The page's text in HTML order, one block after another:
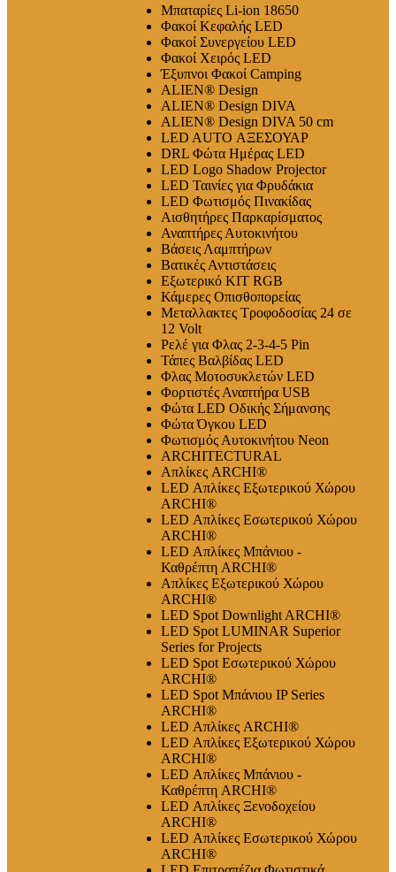
Μπαταρίες Li-ion 18650
Φακοί Κεφαλής LED
Φακοί Συνεργείου LED
Φακοί Χειρός LED
Έξυπνοι Φακοί Camping
ALIEN® Design
ALIEN® Design DIVA
ALIEN® Design DIVA 50 cm
LED AUTO ΑΞΕΣΟΥΑΡ
DRL Φώτα Ημέρας LED
LED Logo Shadow Projector
LED Ταινίες για Φρυδάκια
LED Φωτισμός Πινακίδας
Αισθητήρες Παρκαρίσματος
Αναπτήρες Αυτοκινήτου
Βάσεις Λαμπτήρων
Βατικές Αντιστάσεις
Εξωτερικό ΚΙΤ RGB
Κάμερες Οπισθοπορείας
Μεταλλακτες Τροφοδοσίας 24 σε
12 Volt
Ρελέ για Φλας 2-3-4-5 Pin
Τάπες Βαλβίδας LED
Φλας Μοτοσυκλετών LED
Φορτιστές Αναπτήρα USB
Φώτα LED Οδικής Σήμανσης
Φώτα Όγκου LED
Φωτισμός Αυτοκινήτου Neon
ARCHITECTURAL
Απλίκες ARCHI®
LED Απλίκες Εξωτερικού Χώρου
ARCHI®
LED Απλίκες Εσωτερικού Χώρου
ARCHI®
LED Απλίκες Μπάνιου -
Καθρέπτη ARCHI®
Απλίκες Εξωτερικού Χώρου
ARCHI®
LED Spot Downlight ARCHI®
LED Spot LUMINAR Superior
Series for Projects
LED Spot Εσωτερικού Χώρου
ARCHI®
LED Spot Μπάνιου IP Series
ARCHI®
LED Απλίκες ARCHI®
LED Απλίκες Εξωτερικού Χώρου
ARCHI®
LED Απλίκες Μπάνιου -
Καθρέπτη ARCHI®
LED Απλίκες Ξενοδοχείου
ARCHI®
LED Απλίκες Εσωτερικού Χώρου
ARCHI®